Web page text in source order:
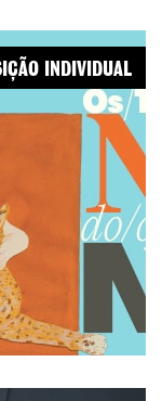
INDIVIDUAL